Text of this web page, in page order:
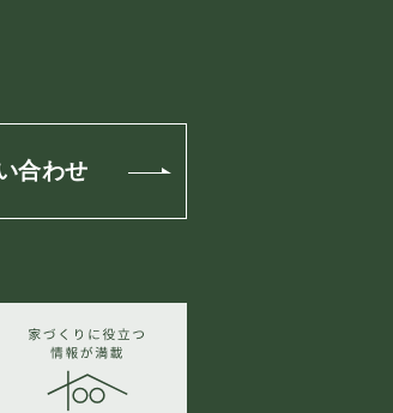
合わせ